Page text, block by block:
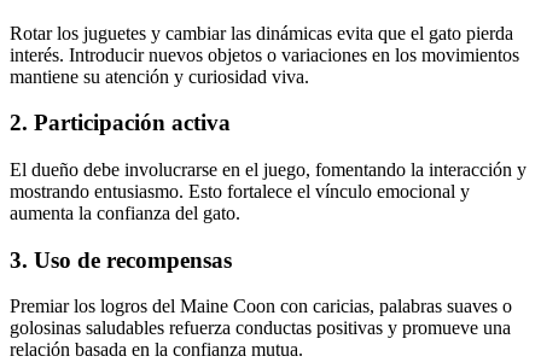
Rotar los juguetes y cambiar las dinámicas evita que el gato pierda
interés. Introducir nuevos objetos o variaciones en los movimientos
mantiene su atención y curiosidad viva.
2. Participación activa
El dueño debe involucrarse en el juego, fomentando la interacción y
mostrando entusiasmo. Esto fortalece el vínculo emocional y
aumenta la confianza del gato.
3. Uso de recompensas
Premiar los logros del Maine Coon con caricias, palabras suaves o
golosinas saludables refuerza conductas positivas y promueve una
relación basada en la confianza mutua.